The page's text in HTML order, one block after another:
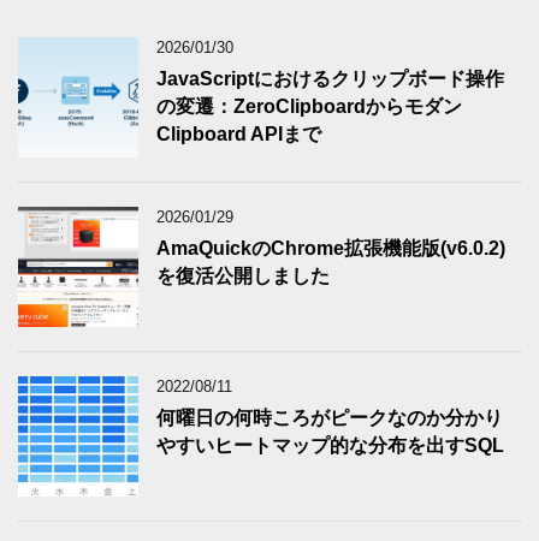
2026/01/30
JavaScriptにおけるクリップボード操作
の変遷：ZeroClipboardからモダン
Clipboard APIまで
2026/01/29
AmaQuickのChrome拡張機能版(v6.0.2)
を復活公開しました
2022/08/11
何曜日の何時ころがピークなのか分かり
やすいヒートマップ的な分布を出すSQL